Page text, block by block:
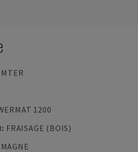
1200
: FRAISAGE (BOIS)